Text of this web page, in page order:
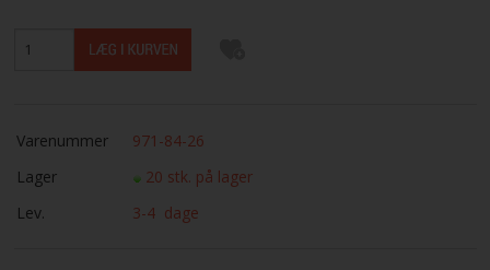
Varenummer
971-84-26
Lager
20 stk. på lager
Lev.
3-4 dage